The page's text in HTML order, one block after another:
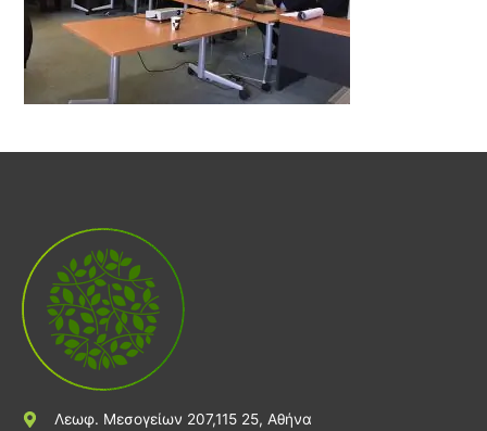
Λεωφ. Μεσογείων 207,115 25, Αθήνα